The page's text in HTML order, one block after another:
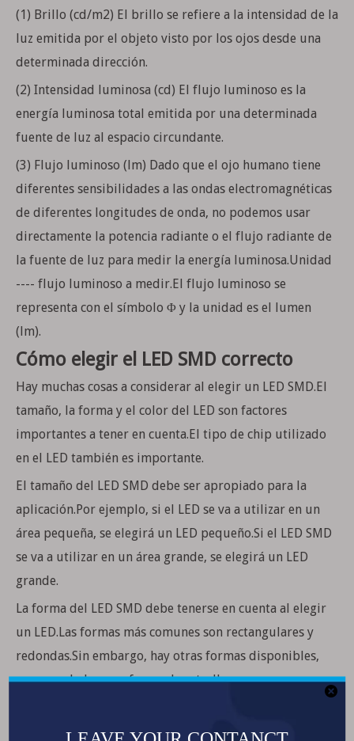
(1) Brillo (cd/m2) El brillo se refiere a la intensidad de la
luz emitida por el objeto visto por los ojos desde una
determinada dirección.
(2) Intensidad luminosa (cd) El flujo luminoso es la
energía luminosa total emitida por una determinada
fuente de luz al espacio circundante.
(3) Flujo luminoso (lm) Dado que el ojo humano tiene
diferentes sensibilidades a las ondas electromagnéticas
de diferentes longitudes de onda, no podemos usar
directamente la potencia radiante o el flujo radiante de
la fuente de luz para medir la energía luminosa.Unidad
---- flujo luminoso a medir.El flujo luminoso se
representa con el símbolo Φ y la unidad es el lumen
(lm).
Cómo elegir el LED SMD correcto
Hay muchas cosas a considerar al elegir un LED SMD.El
tamaño, la forma y el color del LED son factores
importantes a tener en cuenta.El tipo de chip utilizado
en el LED también es importante.
El tamaño del LED SMD debe ser apropiado para la
aplicación.Por ejemplo, si el LED se va a utilizar en un
área pequeña, se elegirá un LED pequeño.Si el LED SMD
se va a utilizar en un área grande, se elegirá un LED
grande.
La forma del LED SMD debe tenerse en cuenta al elegir
un LED.Las formas más comunes son rectangulares y
redondas.Sin embargo, hay otras formas disponibles,
como ovaladas y en forma de estrella.
considerar al elegir un LED SMD.Los colores más